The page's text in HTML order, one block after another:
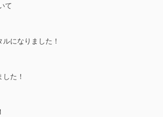
て
になりました！
た！